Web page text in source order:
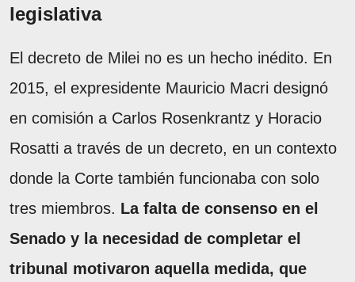
legislativa
El decreto de Milei no es un hecho inédito. En
2015, el expresidente Mauricio Macri designó
en comisión a Carlos Rosenkrantz y Horacio
Rosatti a través de un decreto, en un contexto
donde la Corte también funcionaba con solo
tres miembros. La falta de consenso en el
Senado y la necesidad de completar el
tribunal motivaron aquella medida, que